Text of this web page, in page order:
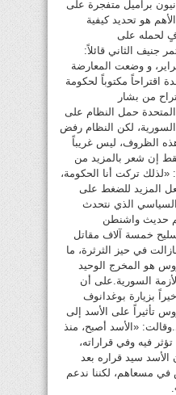
براميل متفجرة على
هو تحديد كيفية
لحمله على
جنيف الثاني قائلاً:
و وضعت المعارضة
اقتراحاً مكتوباً لحكومة
من بشار
المتحدة حمل النظام على
لكن النظام رفض
الظروف، ليس غريباً
إن شعر بالمزيد من
تركت أنا الحكومة،
المزيد للضغط على
الذي نتحدث
حديث واشنطن
خمسة آلاف مقاتل
في حيز الثرثرة، ما
هو المخرج الوحيد
السورية.على أن
بزيارة بوغدانوف
تأثيراً على الأسد إلى
«الأسد أصبح، منذ
فيه وفي قراراته،
سيد قراره بعد
في مسعاهم، لكننا ندعم